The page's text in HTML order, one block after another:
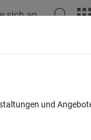
sich an
und